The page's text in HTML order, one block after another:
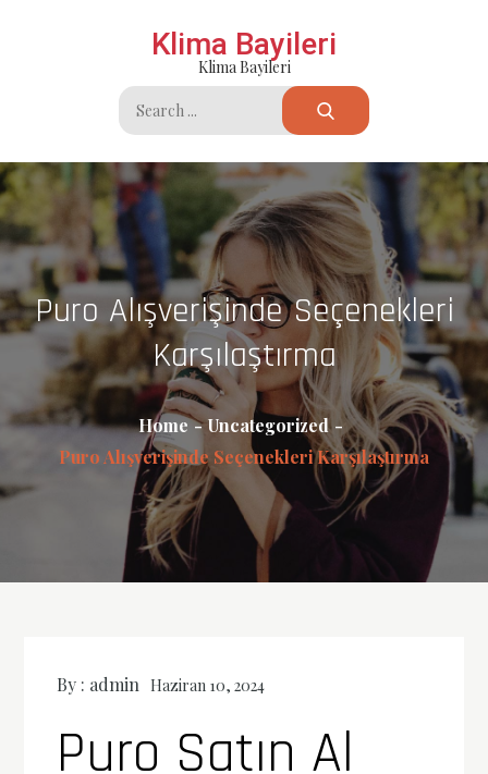
Klima Bayileri
Klima Bayileri
Search
for:
Puro Alışverişinde Seçenekleri
Karşılaştırma
Home
Uncategorized
Puro Alışverişinde Seçenekleri Karşılaştırma
By : admin Haziran 10, 2024
Puro Satın Al